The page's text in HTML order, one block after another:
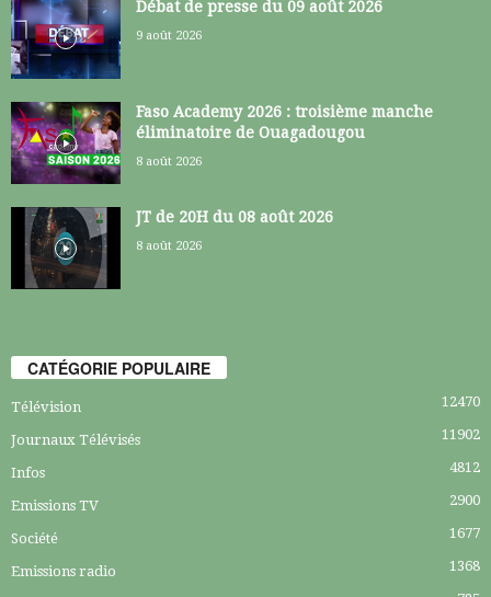
Débat de presse du 09 août 2026
9 août 2026
Faso Academy 2026 : troisième manche
éliminatoire de Ouagadougou
8 août 2026
JT de 20H du 08 août 2026
8 août 2026
CATÉGORIE POPULAIRE
Télévision 12470
Journaux Télévisés 11902
Infos 4812
Emissions TV 2900
Société 1677
Emissions radio 1368